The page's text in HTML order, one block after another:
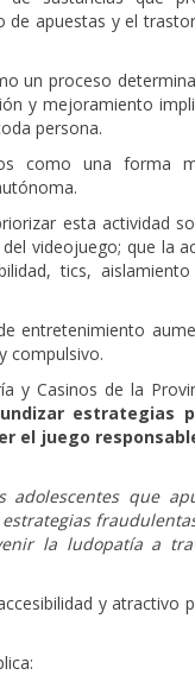
de apuestas y el
un proceso
y mejoramiento
persona.
como una forma
esta actividad
videojuego; que la
tics, aislamiento
entretenimiento
compulsivo.
y Casinos de la
estrategias
el juego
que
la ludopatía a
y atractivo